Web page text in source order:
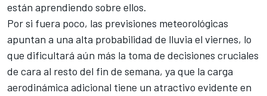
están aprendiendo sobre ellos.
Por si fuera poco, las previsiones meteorológicas
apuntan a una alta probabilidad de lluvia el viernes, lo
que dificultará aún más la toma de decisiones cruciales
de cara al resto del fin de semana, ya que la carga
aerodinámica adicional tiene un atractivo evidente en